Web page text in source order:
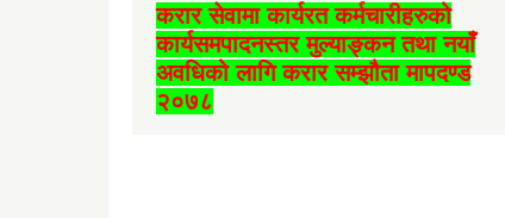
करार सेवामा कार्यरत कर्मचारीहरुको
कार्यसमपादनस्तर मुल्याङ्कन तथा नयाँ
अवधिको लागि करार सम्झौता मापदण्ड
२०७८